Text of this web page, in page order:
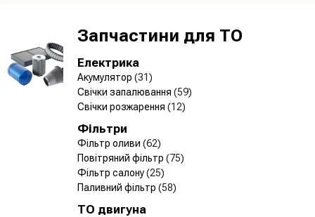
Запчастини для ТО
Електрика
Акумулятор (31)
Свічки запалювання (59)
Свічки розжарення (12)
Фільтри
Фільтр оливи (62)
Повітряний фільтр (75)
Фільтр салону(25)
Паливний фільтр (58)
ТО двигуна